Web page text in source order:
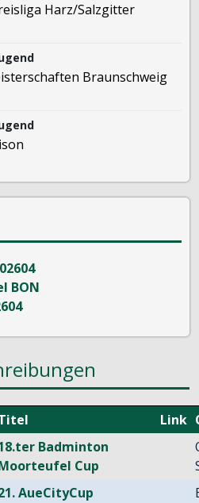
Harz/Salzgitter
Braunschweig
Link
Badminton
Cup
AueCityCup